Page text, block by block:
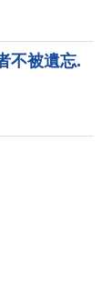
不被遺忘.